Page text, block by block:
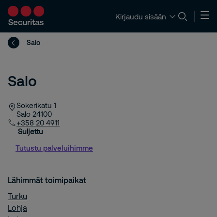
Kirjaudu sisään
Salo
Salo
Sokerikatu 1
Salo 24100
+358 20 4911
Suljettu
Tutustu palveluihimme
Lähimmät toimipaikat
Turku
Lohja